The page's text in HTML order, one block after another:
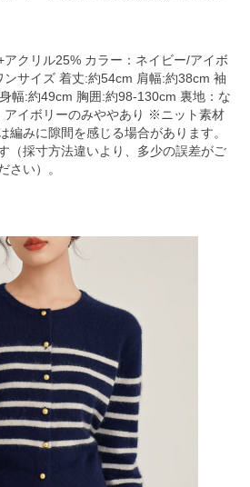
クリル25% カラー：ネイビー/アイボ
ンサイズ 着丈:約54cm 肩幅:約38cm 袖
幅:約49cm 胸囲:約98-130cm 裏地：な
アイボリーのみややあり ※ニット素材
編みに隙間を感じる場合があります。
（採寸方法違いより、多少の誤差がご
さい）。